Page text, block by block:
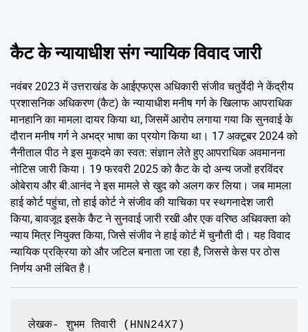
कैट के न्यायाधीश संग न्यायिक विवाद जारी
नवंबर 2023 में उत्तराखंड के आईएफएस अधिकारी संजीव चतुर्वेदी ने केंद्रीय
प्रशासनिक अधिकरण (कैट) के न्यायाधीश मनीष गर्ग के खिलाफ आपराधिक
मानहानि का मामला दायर किया था, जिसमें आरोप लगाया गया कि सुनवाई के
दौरान मनीष गर्ग ने अभद्र भाषा का प्रयोग किया था। 17 अक्टूबर 2024 को
नैनीताल पीठ ने इस मुकदमे का स्वत: संज्ञान लेते हुए आपराधिक अवमानना
नोटिस जारी किया। 19 फरवरी 2025 को कैट के दो अन्य जजों हरविंदर
ओबेराय और बी.आनंद ने इस मामले से खुद को अलग कर लिया। जब मामला
हाई कोर्ट पहुंचा, तो हाई कोर्ट ने संजीव की याचिका पर स्थगनादेश जारी
किया, बावजूद इसके कैट ने सुनवाई जारी रखी और एक वरिष्ठ अधिवक्ता को
न्याय मित्र नियुक्त किया, जिसे संजीव ने हाई कोर्ट में चुनौती दी। यह विवाद
न्यायिक प्रक्रिया को और जटिल बनाता जा रहा है, जिससे केस पर ठोस
निर्णय अभी लंबित है।
लेखक- शुभम तिवारी (HNN24X7)